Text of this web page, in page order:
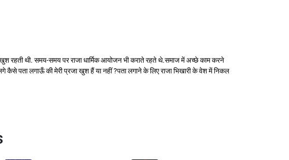
खुश रहती थी. समय-समय पर राजा धार्मिक आयोजन भी कराते रहते थे.समाज में अच्छे काम करने
कैसे पता लगाऊँ की मेरी प्रजा खुश हैं या नहीं ?पता लगाने के लिए राजा भिखारी के वेश में निकल